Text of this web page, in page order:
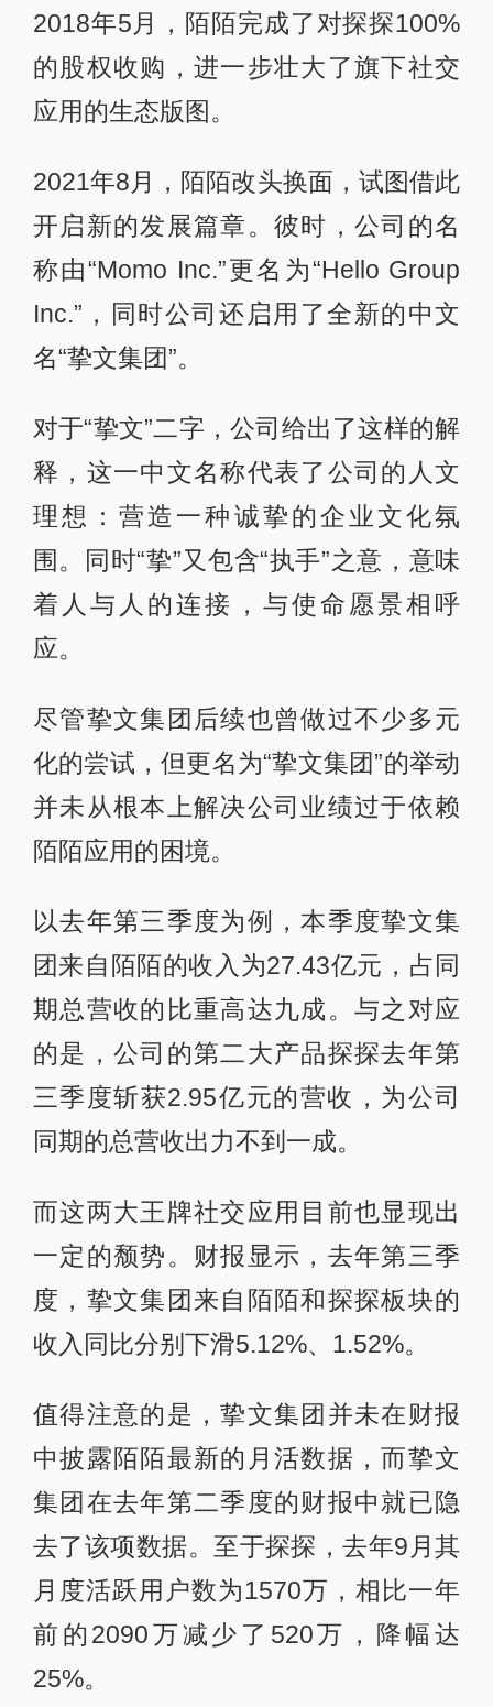
2018年5月，陌陌完成了对探探100%
的股权收购，进一步壮大了旗下社交
应用的生态版图。
2021年8月，陌陌改头换面，试图借此
开启新的发展篇章。彼时，公司的名
称由“Momo Inc.”更名为“Hello Group
Inc.”，同时公司还启用了全新的中文
名“挚文集团”。
对于“挚文”二字，公司给出了这样的解
释，这一中文名称代表了公司的人文
理想：营造一种诚挚的企业文化氛
围。同时“挚”又包含“执手”之意，意味
着人与人的连接，与使命愿景相呼
应。
尽管挚文集团后续也曾做过不少多元
化的尝试，但更名为“挚文集团”的举动
并未从根本上解决公司业绩过于依赖
陌陌应用的困境。
以去年第三季度为例，本季度挚文集
团来自陌陌的收入为27.43亿元，占同
期总营收的比重高达九成。与之对应
的是，公司的第二大产品探探去年第
三季度斩获2.95亿元的营收，为公司
同期的总营收出力不到一成。
而这两大王牌社交应用目前也显现出
一定的颓势。财报显示，去年第三季
度，挚文集团来自陌陌和探探板块的
收入同比分别下滑5.12%、1.52%。
值得注意的是，挚文集团并未在财报
中披露陌陌最新的月活数据，而挚文
集团在去年第二季度的财报中就已隐
去了该项数据。至于探探，去年9月其
月度活跃用户数为1570万，相比一年
前的2090万减少了520万，降幅达
25%。